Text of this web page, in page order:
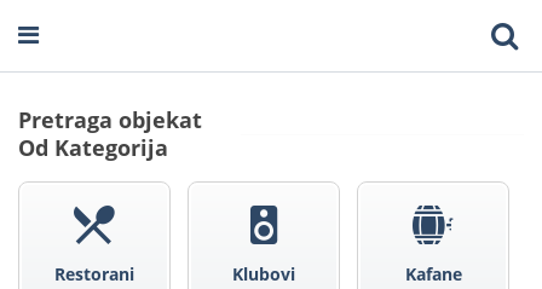
Pretraga objekat
Od Kategorija
Restorani Klubovi Kafane